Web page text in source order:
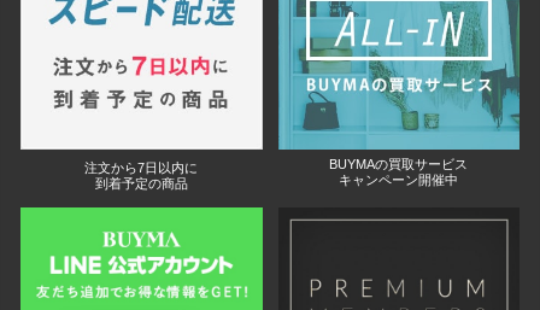
注文から7日以内に
到着予定の商品
BUYMAの買取サービス
キャンペーン開催中